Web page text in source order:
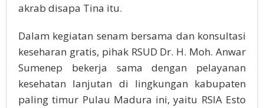
akrab disapa Tina itu.
Dalam kegiatan senam bersama dan konsultasi
keseharan gratis, pihak RSUD Dr. H. Moh. Anwar
Sumenep bekerja sama dengan pelayanan
kesehatan lanjutan di lingkungan kabupaten
paling timur Pulau Madura ini, yaitu RSIA Esto